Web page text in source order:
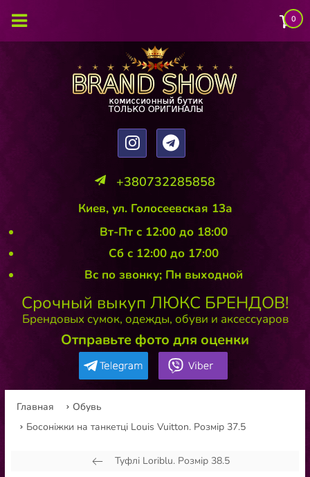
0
+380732285858
Киев, ул. Голосеевская 13а
Вт-Пт с 12:00 до 18:00
Сб с 12:00 до 17:00
Вс по звонку; Пн выходной
Срочный выкуп ЛЮКС БРЕНДОВ!
Брендовых сумок, одежды, обуви и аксессуаров
Отправьте фото для оценки
Главная
Обувь
Босоніжки на танкетці Louis Vuitton. Розмір 37.5
Туфлі Loriblu. Розмір 38.5